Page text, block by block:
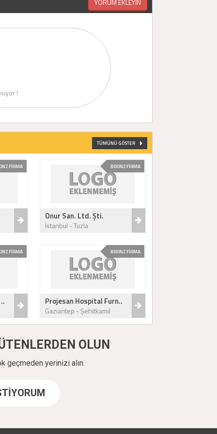
YORUM EKLEYİN
!
TÜMÜNÜ GÖSTER
FİRMA BRONZ FİRMA
Onur San. Ltd. Şti.
İstanbul - Tuzla
FİRMA BRONZ FİRMA
Projesan Hospital Furn..
Gaziantep - Şehitkamil
OLUN
geçmeden yerinizi alın.